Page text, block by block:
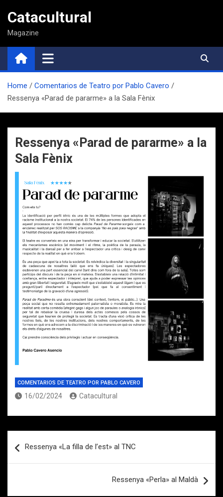
contenido
Catacultural
Magazine
Home
Comentarios de Teatro por Pablo Cavero
Ressenya «Parad de pararme» a la Sala Fènix
Ressenya «Parad de pararme» a la
Sala Fènix
COMENTARIOS DE TEATRO POR PABLO CAVERO
16/02/2024 Catacultural
de
Ressenya «La filla de l’est» al TNC
Ressenya «Perla» al Maldà